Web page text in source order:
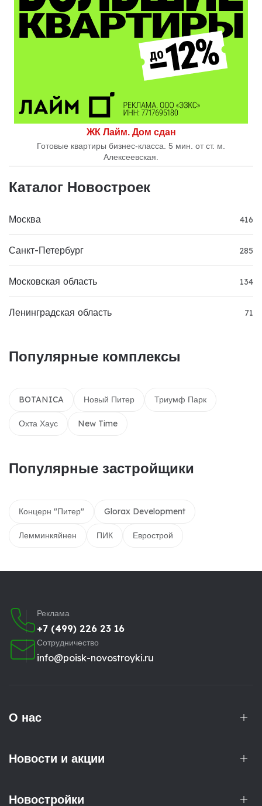
ЖК Лайм. Дом сдан
Готовые квартиры бизнес-класса. 5 мин. от ст. м.
Алексеевская.
Каталог Новостроек
Москва 416
Санкт-Петербург 285
Московская область 134
Ленинградская область 71
Популярные комплексы
BOTANICA Новый Питер Триумф Парк
Охта Хаус New Time
Популярные застройщики
Концерн "Питер" Glorax Development
Лемминкяйнен ПИК Еврострой
Реклама
+7 (499) 226 23 16
Сотрудничество
info@poisk-novostroyki.ru
О нас
Новости и акции
Новостройки